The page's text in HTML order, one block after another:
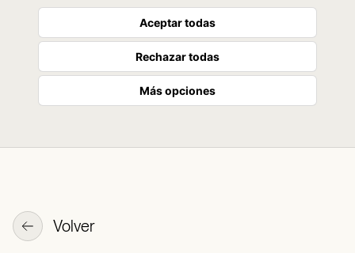
Aceptar todas
Rechazar todas
Más opciones
Volver